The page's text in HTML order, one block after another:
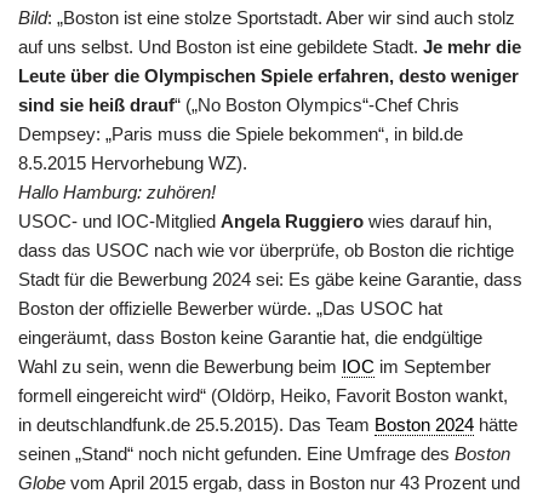
Bild: „Boston ist eine stolze Sportstadt. Aber wir sind auch stolz
auf uns selbst. Und Boston ist eine gebildete Stadt. Je mehr die
Leute über die Olympischen Spiele erfahren, desto weniger
sind sie heiß drauf“ („No Boston Olympics“-Chef Chris
Dempsey: „Paris muss die Spiele bekommen“, in bild.de
8.5.2015 Hervorhebung WZ).
Hallo Hamburg: zuhören!
USOC- und IOC-Mitglied Angela Ruggiero wies darauf hin,
dass das USOC nach wie vor überprüfe, ob Boston die richtige
Stadt für die Bewerbung 2024 sei: Es gäbe keine Garantie, dass
Boston der offizielle Bewerber würde. „Das USOC hat
eingeräumt, dass Boston keine Garantie hat, die endgültige
Wahl zu sein, wenn die Bewerbung beim IOC im September
formell eingereicht wird“ (Oldörp, Heiko, Favorit Boston wankt,
in deutschlandfunk.de 25.5.2015). Das Team Boston 2024 hätte
seinen „Stand“ noch nicht gefunden. Eine Umfrage des Boston
Globe vom April 2015 ergab, dass in Boston nur 43 Prozent und